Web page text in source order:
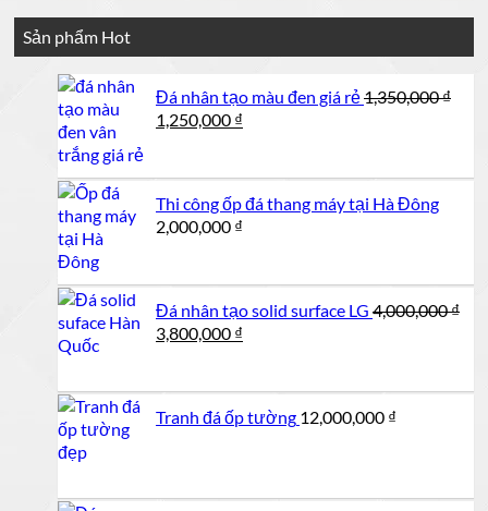
Sản phẩm Hot
Đá nhân tạo màu đen giá rẻ1,350,000₫
Giá
1,250,000 ₫
1,250,000 ₫.
Thi công ốp đá thang máy tại Hà Đông
2,000,000 ₫
Đá nhân tạo solid surface LG 4,000,000₫
Giá
3,800,000 ₫
3,800,000 ₫.
Tranh đá ốp tường 12,000,000 ₫